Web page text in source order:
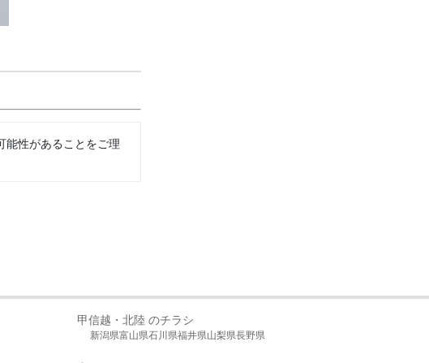
能性があることをご理
甲信越・北陸 のチラシ
新潟県富山県石川県福井県山梨県長野県